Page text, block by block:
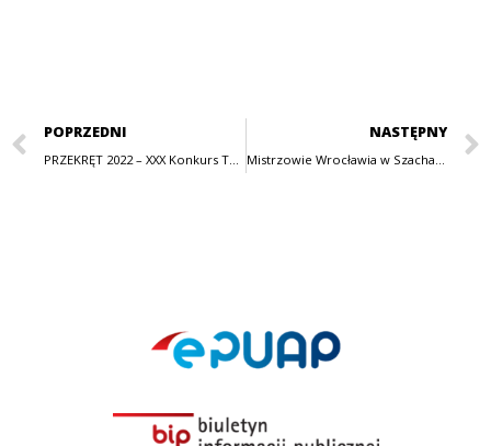
POPRZEDNI
PRZEKRĘT 2022 – XXX Konkurs Twórczości Scenicznej Młodych
NASTĘPNY
Mistrzowie Wrocławia w Szachach